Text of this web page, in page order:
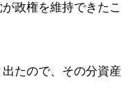
政権を維持できたこ
たので、その分資産